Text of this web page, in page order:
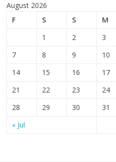
August 2026
F
S S M
« Jul
1 2 3
7
8 9 10
14
15 16 17
21
22 23 24
28
29 30 31